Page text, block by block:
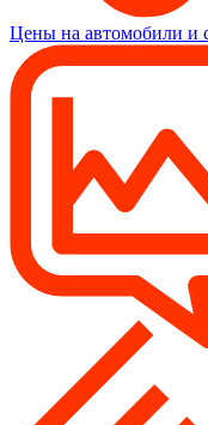
Цены на автомобили и